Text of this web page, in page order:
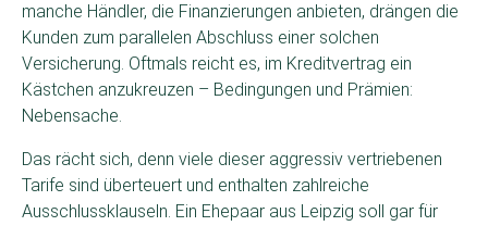
manche Händler, die Finanzierungen anbieten, drängen die
Kunden zum parallelen Abschluss einer solchen
Versicherung. Oftmals reicht es, im Kreditvertrag ein
Kästchen anzukreuzen – Bedingungen und Prämien:
Nebensache.
Das rächt sich, denn viele dieser aggressiv vertriebenen
Tarife sind überteuert und enthalten zahlreiche
Ausschlussklauseln. Ein Ehepaar aus Leipzig soll gar für